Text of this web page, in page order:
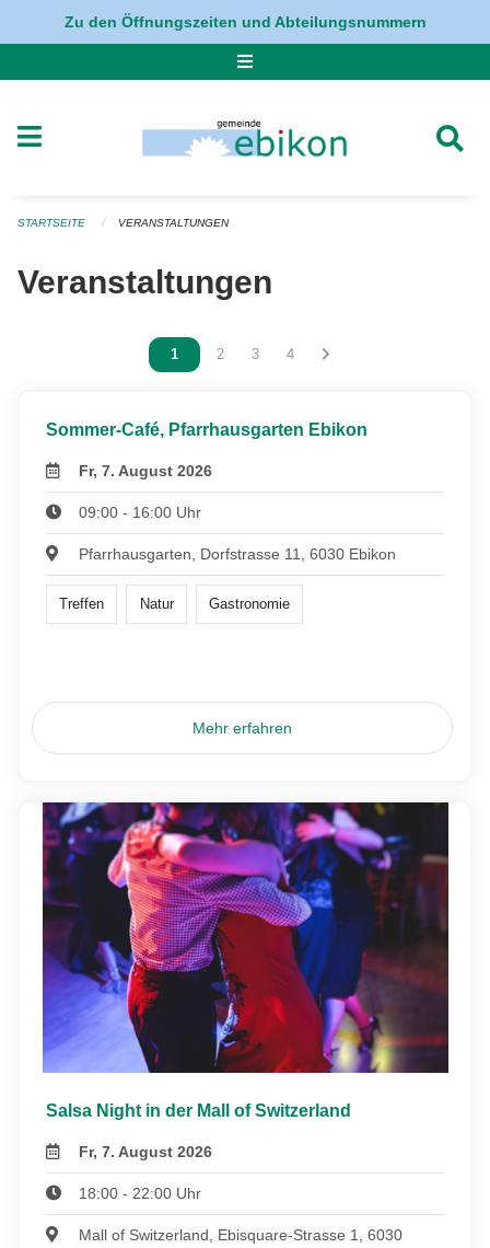
Navigation überspringen
Zu den Öffnungszeiten und Abteilungsnummern
STARTSEITE VERANSTALTUNGEN
Veranstaltungen
Vous êtes sur la page
1 Vous êtes sur la page
2 Vous êtes sur la page
3 Vous êtes sur la page
4
Sommer-Café, Pfarrhausgarten Ebikon
Fr, 7. August 2026
09:00 - 16:00 Uhr
Pfarrhausgarten, Dorfstrasse 11, 6030 Ebikon
Treffen Natur Gastronomie
Mehr erfahren
Salsa Night in der Mall of Switzerland
Fr, 7. August 2026
18:00 - 22:00 Uhr
Mall of Switzerland, Ebisquare-Strasse 1, 6030